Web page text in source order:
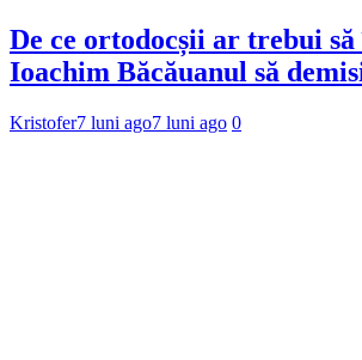
De ce ortodocșii ar trebui
Ioachim Băcăuanul să
Kristofer7 luni ago7 luni ago 0